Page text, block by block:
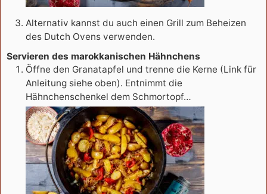
Alternativ kannst du auch einen Grill zum Beheizen
des Dutch Ovens verwenden.
Servieren des marokkanischen Hähnchens
Öffne den Granatapfel und trenne die Kerne (Link für
Anleitung siehe oben). Entnimmt die
Hähnchenschenkel dem Schmortopf…